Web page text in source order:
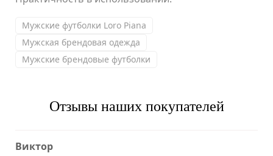
Мужские футболки Loro Piana
Мужская брендовая одежда
Мужские брендовые футболки
Отзывы наших покупателей
Виктор